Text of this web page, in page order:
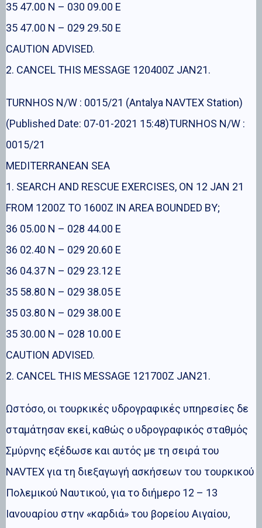
35 47.00 N – 030 09.00 E
35 47.00 N – 029 29.50 E
CAUTION ADVISED.
2. CANCEL THIS MESSAGE 120400Z JAN21.
TURNHOS N/W : 0015/21 (Antalya NAVTEX Station)
(Published Date: 07-01-2021 15:48)TURNHOS N/W :
0015/21
MEDITERRANEAN SEA
1. SEARCH AND RESCUE EXERCISES, ON 12 JAN 21
FROM 1200Z TO 1600Z IN AREA BOUNDED BY;
36 05.00 N – 028 44.00 E
36 02.40 N – 029 20.60 E
36 04.37 N – 029 23.12 E
35 58.80 N – 029 38.05 E
35 03.80 N – 029 38.00 E
35 30.00 N – 028 10.00 E
CAUTION ADVISED.
2. CANCEL THIS MESSAGE 121700Z JAN21.
Ωστόσο, οι τουρκικές υδρογραφικές υπηρεσίες δε
σταμάτησαν εκεί, καθώς ο υδρογραφικός σταθμός
Σμύρνης εξέδωσε και αυτός με τη σειρά του
NAVTEX για τη διεξαγωγή ασκήσεων του τουρκικού
Πολεμικού Ναυτικού, για το διήμερο 12 – 13
Ιανουαρίου στην «καρδιά» του βορείου Αιγαίου,